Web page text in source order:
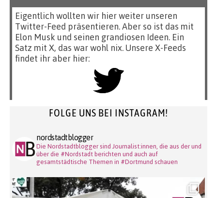
Eigentlich wollten wir hier weiter unseren
Twitter-Feed präsentieren. Aber so ist das mit
Elon Musk und seinen grandiosen Ideen. Ein
Satz mit X, das war wohl nix. Unsere X-Feeds
findet ihr aber hier:
FOLGE UNS BEI INSTAGRAM!
nordstadtblogger
Die Nordstadtblogger sind Journalist:innen, die aus der und
über die #Nordstadt berichten und auch auf
gesamtstädtische Themen in #Dortmund schauen